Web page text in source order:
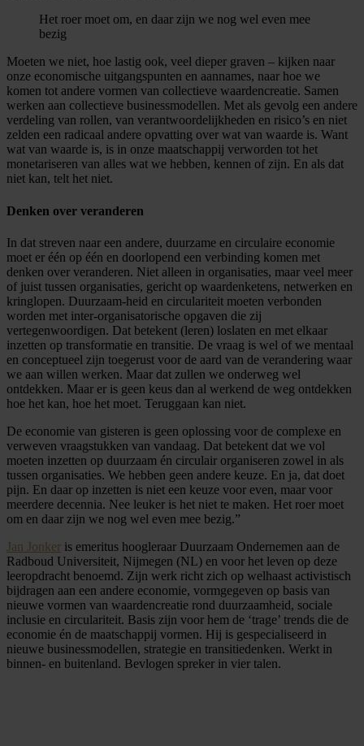
Het roer moet om, en daar zijn we nog wel even mee
bezig
Moeten we niet, hoe lastig ook, veel dieper graven – kijken naar
onze economische uitgangspunten en aannames, naar hoe we
komen tot andere vormen van collectieve waardencreatie. Samen
werken aan collectieve businessmodellen. Met als gevolg een andere
verdeling van rollen, van verantwoordelijkheden en risico’s en niet
zelden een radicaal andere opvatting over wat van waarde is. Want
wat van waarde is, is in onze maatschappij verworden tot het
monetariseren van alles wat we hebben, kennen of zijn. En als dat
niet kan, telt het niet.
Denken over veranderen
In dat streven naar een andere, duurzame en circulaire economie
moet er één op één en doorlopend een verbinding komen met
denken over veranderen. Niet alleen in organisaties, maar veel meer
of juist tussen organisaties, gericht op waardenketens, netwerken en
kringlopen. Duurzaam-heid en circulariteit moeten verbonden
worden met inter-organisatorische opgaven die zij
vertegenwoordigen. Dat betekent (leren) loslaten en met elkaar
inzetten op transformatie en transitie. De vraag is wel of we mentaal
en conceptueel zijn toegerust voor de aard van de verandering waar
we aan willen werken. Maar dat zullen we onderweg wel
ontdekken. Maar er is geen keus dan al werkend de weg ontdekken
hoe het kan, hoe het moet. Teruggaan kan niet.
De economie van gisteren is geen oplossing voor de complexe en
verweven vraagstukken van vandaag. Dat betekent dat we vol
moeten inzetten op duurzaam én circulair organiseren zowel in als
tussen organisaties. We hebben geen andere keuze. En ja, dat doet
pijn. En daar op inzetten is niet een keuze voor even, maar voor
meerdere decennia. Nee leuker is het niet te maken. Het roer moet
om en daar zijn we nog wel even mee bezig.”
Jan Jonker is emeritus hoogleraar Duurzaam Ondernemen aan de
Radboud Universiteit, Nijmegen (NL) en voor het leven op deze
leeropdracht benoemd. Zijn werk richt zich op welhaast activistisch
bijdragen aan een andere economie, vormgegeven op basis van
nieuwe vormen van waardencreatie rond duurzaamheid, sociale
inclusie en circulariteit. Basis zijn voor hem de ‘trage’ trends die de
economie én de maatschappij vormen. Hij is gespecialiseerd in
nieuwe businessmodellen, strategie en transitiedenken. Werkt in
binnen- en buitenland. Bevlogen spreker in vier talen.